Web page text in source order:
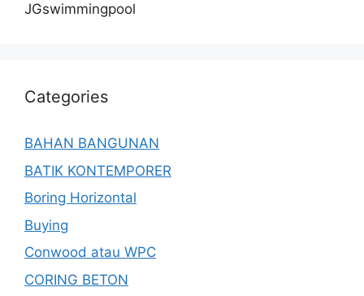
JGswimmingpool
Categories
BAHAN BANGUNAN
BATIK KONTEMPORER
Boring Horizontal
Buying
Conwood atau WPC
CORING BETON